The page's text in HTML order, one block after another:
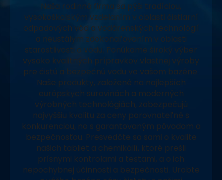
Naša rodinná firma sa pýši tradíciou,
vysokoškolským vzdelaním v oblasti čistiarní
odpadových vôd a vodárenských technológií
a neustálym zdokonaľovaním v oblasti
starostlivosti o vodu. Ponúkame široký výber
vysoko kvalitných prípravkov vlastnej výroby
pre čistú a bezpečnú vodu vo vašom bazéne.
Naše produkty, založené na najlepších
európskych surovinách a moderných
výrobných technológiách, zabezpečujú
najvyššiu kvalitu za ceny porovnateľné s
konkurenciou, no s garantovaným pôvodom a
bezpečnosťou. Presvedčte sa sami o kvalite
našich tabliet a chemikálií, ktoré prešli
prísnymi kontrolami a testami, a o ich
nepochybnej účinnosti a bezpečnosti. Urobte